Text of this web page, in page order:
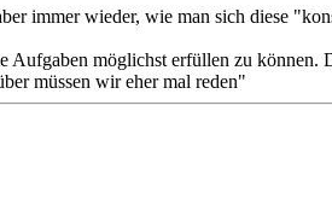
immer wieder, wie man sich diese
möglichst erfüllen zu
müssen wir eher mal reden"